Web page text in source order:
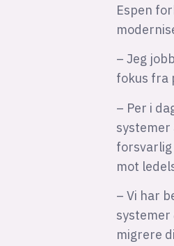
Espen
– Jeg
fokus fra
– Per i
systemer
mot
– Vi har
systemer
migrere